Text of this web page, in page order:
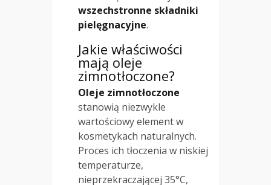
wszechstronne składniki
pielęgnacyjne.
Jakie właściwości
mają oleje
zimnotłoczone?
Oleje zimnotłoczone
stanowią niezwykle
wartościowy element w
kosmetykach naturalnych.
Proces ich tłoczenia w niskiej
temperaturze,
nieprzekraczającej 35°C,